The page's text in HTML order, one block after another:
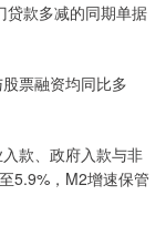
贷款多减的同期单据
票融资均同比多
款、政府入款与非
5.9%，M2增速保管